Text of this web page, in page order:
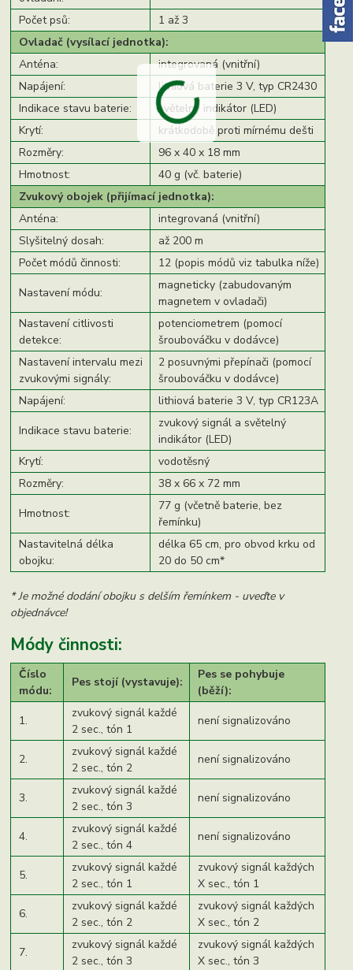
Počet psů:
1 až 3
Ovladač (vysílací jednotka):
Anténa:
integrovaná (vnitřní)
Napájení:
lithiová baterie 3 V, typ CR2430
Indikace stavu baterie:
světelný indikátor (LED)
Krytí:
krátkodobě proti mírnému dešti
Rozměry:
96 x 40 x 18 mm
Hmotnost:
40 g (vč. baterie)
Zvukový obojek (přijímací jednotka):
Anténa:
integrovaná (vnitřní)
Slyšitelný dosah:
až 200 m
Počet módů činnosti:
12 (popis módů viz tabulka níže)
Nastavení módu:
magneticky (zabudovaným
magnetem v ovladači)
Nastavení citlivosti
detekce:
potenciometrem (pomocí
šroubováčku v dodávce)
Nastavení intervalu mezi
zvukovými signály:
2 posuvnými přepínači (pomocí
šroubováčku v dodávce)
Napájení:
lithiová baterie 3 V, typ CR123A
Indikace stavu baterie:
zvukový signál a světelný
indikátor (LED)
Krytí:
vodotěsný
Rozměry:
38 x 66 x 72 mm
Hmotnost:
77 g (včetně baterie, bez
řemínku)
Nastavitelná délka
obojku:
délka 65 cm, pro obvod krku od
20 do 50 cm*
* Je možné dodání obojku s delším řemínkem - uveďte v
objednávce!
Módy činnosti:
Číslo
módu:
Pes stojí (vystavuje):
Pes se pohybuje
(běží):
1.
zvukový signál každé
2 sec., tón 1
není signalizováno
2.
zvukový signál každé
2 sec., tón 2
není signalizováno
3.
zvukový signál každé
2 sec., tón 3
není signalizováno
4.
zvukový signál každé
2 sec., tón 4
není signalizováno
5.
zvukový signál každé
2 sec., tón 1
zvukový signál každých
X sec., tón 1
6.
zvukový signál každé
2 sec., tón 2
zvukový signál každých
X sec., tón 2
7.
zvukový signál každé
2 sec., tón 3
zvukový signál každých
X sec., tón 3